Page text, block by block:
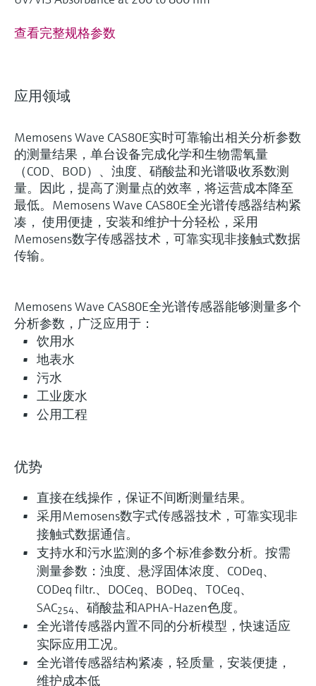
查看完整规格参数
应用领域
Memosens Wave CAS80E实时可靠输出相关分析参数
的测量结果，单台设备完成化学和生物需氧量
（COD、BOD）、浊度、硝酸盐和光谱吸收系数测
量。因此，提高了测量点的效率，将运营成本降至
最低。Memosens Wave CAS80E全光谱传感器结构紧
凑， 使用便捷，安装和维护十分轻松，采用
Memosens数字传感器技术，可靠实现非接触式数据
传输。
Memosens Wave CAS80E全光谱传感器能够测量多个
分析参数，广泛应用于：
饮用水
地表水
污水
工业废水
公用工程
优势
直接在线操作，保证不间断测量结果。
采用Memosens数字式传感器技术，可靠实现非
接触式数据通信。
支持水和污水监测的多个标准参数分析。按需
测量参数：浊度、悬浮固体浓度、CODeq、
CODeq filtr.、DOCeq、BODeq、TOCeq、
SAC254、硝酸盐和APHA-Hazen色度。
全光谱传感器内置不同的分析模型，快速适应
实际应用工况。
全光谱传感器结构紧凑，轻质量，安装便捷，
维护成本低